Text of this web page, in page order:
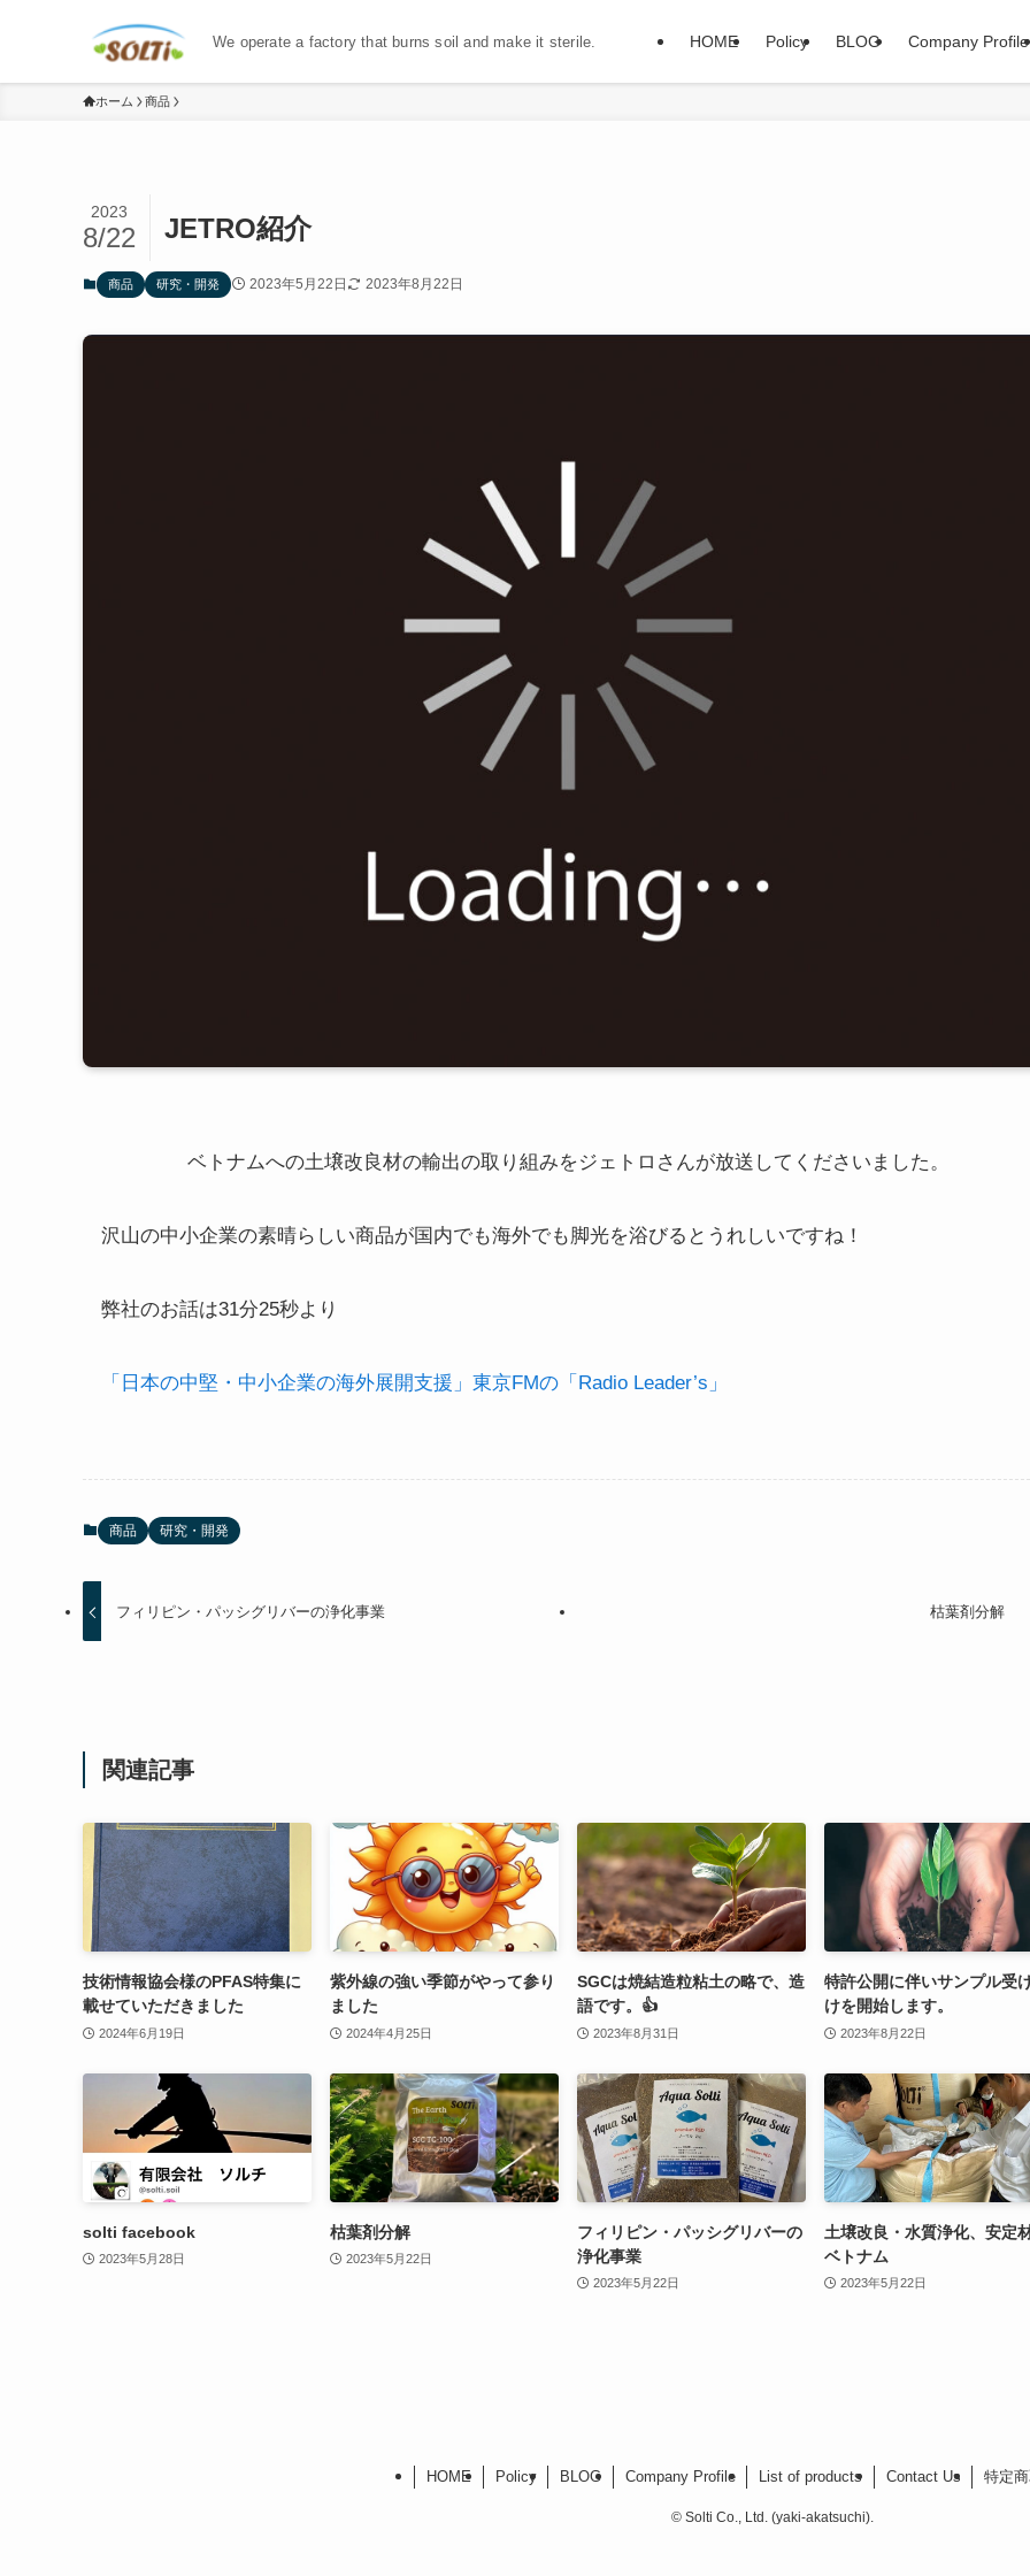
We operate a factory that burns soil and make it sterile. HOME Policy BLOG Company Profile
ホーム 商品
JETRO紹介
2023
8/22
商品 研究・開発 2023年5月22日 2023年8月22日
ベトナムへの土壌改良材の輸出の取り組みをジェトロさんが放送してくださいました。
沢山の中小企業の素晴らしい商品が国内でも海外でも脚光を浴びるとうれしいですね！
弊社のお話は31分25秒より
「日本の中堅・中小企業の海外展開支援」東京FMの「Radio Leader’s」
商品 研究・開発
フィリピン・パッシグリバーの浄化事業 枯葉剤分解
関連記事
技術情報協会様のPFAS特集に
載せていただきました
2024年6月19日
紫外線の強い季節がやって参り
ました
2024年4月25日
SGCは焼結造粒粘土の略で、造
語です。👍
2023年8月31日
特許公開に伴いサンプル受
けを開始します。
2023年8月22日
solti facebook
2023年5月28日
枯葉剤分解
2023年5月22日
フィリピン・パッシグリバーの
浄化事業
2023年5月22日
土壌改良・水質浄化、安定
ベトナム
2023年5月22日
HOME Policy BLOG Company Profile List of products Contact Us 特定
© Solti Co., Ltd. (yaki-akatsuchi).